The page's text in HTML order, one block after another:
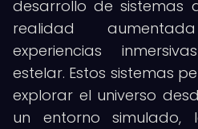
desarrollo de sistemas
realidad
experiencias
estelar. Estos sistemas
explorar el universo
un entorno